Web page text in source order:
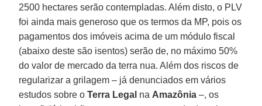
2500 hectares serão contempladas. Além disto, o PLV
foi ainda mais generoso que os termos da MP, pois os
pagamentos dos imóveis acima de um módulo fiscal
(abaixo deste são isentos) serão de, no máximo 50%
do valor de mercado da terra nua. Além dos riscos de
regularizar a grilagem – já denunciados em vários
estudos sobre oTerra Legal na Amazônia –, os